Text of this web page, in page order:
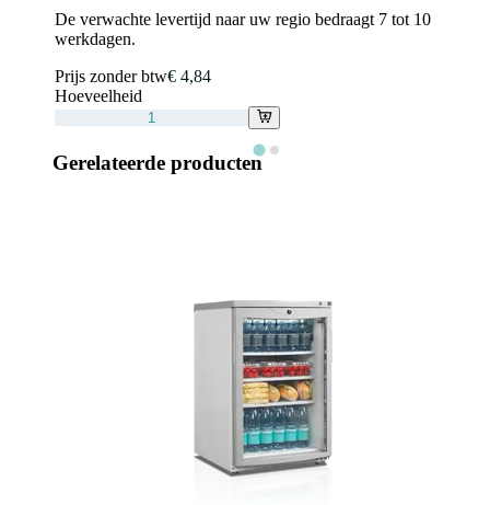
De verwachte levertijd naar uw regio bedraagt 7 tot 10
werkdagen.
Prijs zonder btw€ 4,84
Hoeveelheid
Gerelateerde producten